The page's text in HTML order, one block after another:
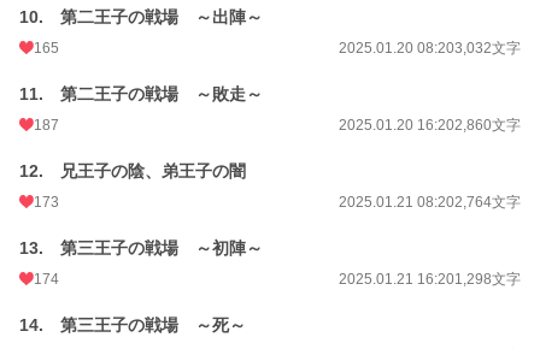
10. 第二王子の戦場 ～出陣～
165 2025.01.20 08:203,032文字
11. 第二王子の戦場 ～敗走～
187 2025.01.20 16:202,860文字
12. 兄王子の陰、弟王子の闇
173 2025.01.21 08:202,764文字
13. 第三王子の戦場 ～初陣～
174 2025.01.21 16:201,298文字
14. 第三王子の戦場 ～死～